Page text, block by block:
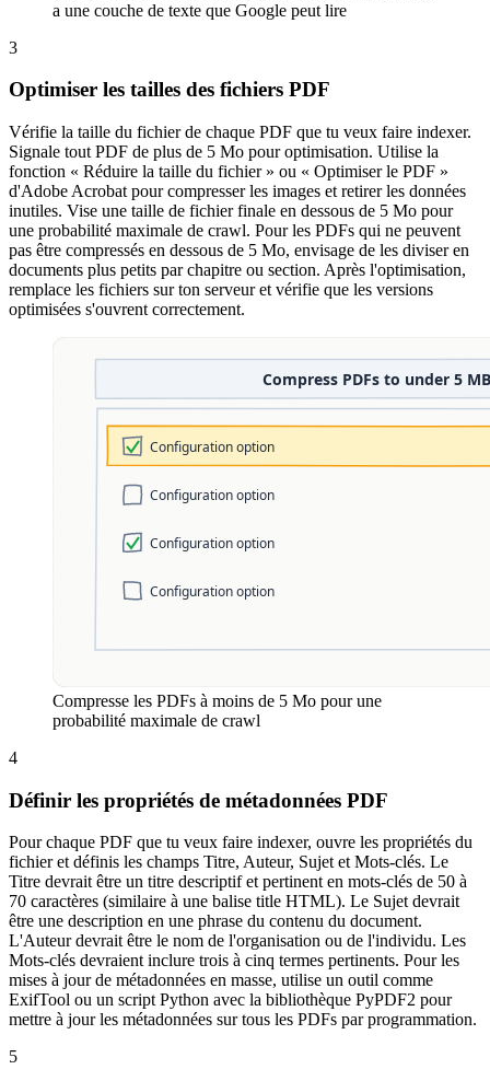
a une couche de texte que Google peut lire
3
Optimiser les tailles des fichiers PDF
Vérifie la taille du fichier de chaque PDF que tu veux faire indexer.
Signale tout PDF de plus de 5 Mo pour optimisation. Utilise la
fonction « Réduire la taille du fichier » ou « Optimiser le PDF »
d'Adobe Acrobat pour compresser les images et retirer les données
inutiles. Vise une taille de fichier finale en dessous de 5 Mo pour
une probabilité maximale de crawl. Pour les PDFs qui ne peuvent
pas être compressés en dessous de 5 Mo, envisage de les diviser en
documents plus petits par chapitre ou section. Après l'optimisation,
remplace les fichiers sur ton serveur et vérifie que les versions
optimisées s'ouvrent correctement.
Compresse les PDFs à moins de 5 Mo pour une
probabilité maximale de crawl
4
Définir les propriétés de métadonnées PDF
Pour chaque PDF que tu veux faire indexer, ouvre les propriétés du
fichier et définis les champs Titre, Auteur, Sujet et Mots-clés. Le
Titre devrait être un titre descriptif et pertinent en mots-clés de 50 à
70 caractères (similaire à une balise title HTML). Le Sujet devrait
être une description en une phrase du contenu du document.
L'Auteur devrait être le nom de l'organisation ou de l'individu. Les
Mots-clés devraient inclure trois à cinq termes pertinents. Pour les
mises à jour de métadonnées en masse, utilise un outil comme
ExifTool ou un script Python avec la bibliothèque PyPDF2 pour
mettre à jour les métadonnées sur tous les PDFs par programmation.
5